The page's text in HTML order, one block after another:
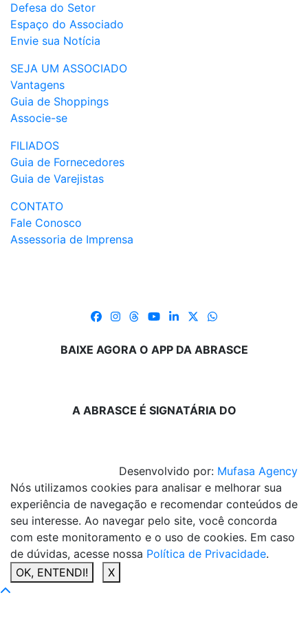
Defesa do Setor
Espaço do Associado
Envie sua Notícia
SEJA UM ASSOCIADO
Vantagens
Guia de Shoppings
Associe-se
FILIADOS
Guia de Fornecedores
Guia de Varejistas
CONTATO
Fale Conosco
Assessoria de Imprensa
BAIXE AGORA O APP DA ABRASCE
A ABRASCE É SIGNATÁRIA DO
Desenvolvido por: Mufasa Agency
Nós utilizamos cookies para analisar e melhorar sua
experiência de navegação e recomendar conteúdos de
seu interesse. Ao navegar pelo site, você concorda
com este monitoramento e o uso de cookies. Em caso
de dúvidas, acesse nossa Política de Privacidade.
OK, ENTENDI!
X